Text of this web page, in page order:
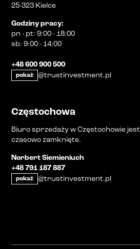
25-323 Kielce
Godziny pracy:
pn - pt: 9:00 - 18:00
sb: 9:00 - 14:00
+48 600 900 500
pokaż @trustinvestment.pl
Częstochowa
Biuro sprzedaży w Częstochowie jest
czasowo zamknięte.
Norbert Siemieniuch
+48 791 187 887
pokaż @trustinvestment.pl